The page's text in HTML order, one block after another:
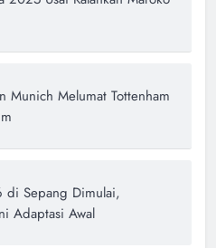
Munich Melumat Tottenham
di Sepang Dimulai,
Adaptasi Awal